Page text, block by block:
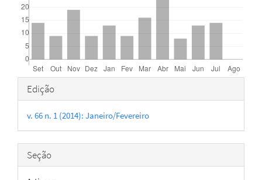
Detalhes
do
artigo
Edição
v. 66 n. 1 (2014): Janeiro/Fevereiro
Seção